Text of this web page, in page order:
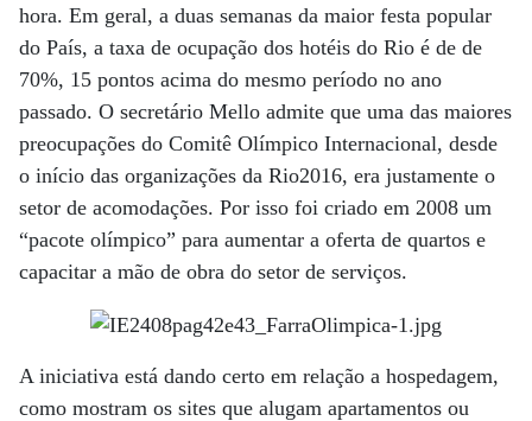
hora. Em geral, a duas semanas da maior festa popular
do País, a taxa de ocupação dos hotéis do Rio é de de
70%, 15 pontos acima do mesmo período no ano
passado. O secretário Mello admite que uma das maiores
preocupações do Comitê Olímpico Internacional, desde
o início das organizações da Rio2016, era justamente o
setor de acomodações. Por isso foi criado em 2008 um
“pacote olímpico” para aumentar a oferta de quartos e
capacitar a mão de obra do setor de serviços.
A iniciativa está dando certo em relação a hospedagem,
como mostram os sites que alugam apartamentos ou